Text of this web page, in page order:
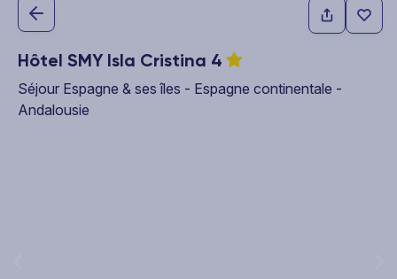
Hôtel SMY Isla Cristina 4
Séjour Espagne & ses îles - Espagne continentale -
Andalousie